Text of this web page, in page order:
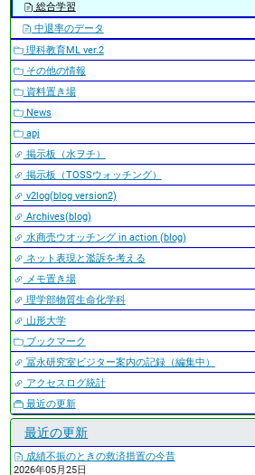
総合学習
中退率のデータ
理科教育ML ver.2
その他の情報
資料置き場
News
apj
掲示板（水ヲチ）
掲示板（TOSSウォッチング）
v2log(blog version2)
Archives(blog)
水商売ウオッチング in action (blog)
ネット表現と濫訴を考える
メモ置き場
理学部物質生命化学科
山形大学
ブックマーク
冨永研究室ビジター案内の記録（編集中）
アクセスログ統計
最近の更新
最近の更新
成績不振のときの救済措置の今昔
2026年05月25日